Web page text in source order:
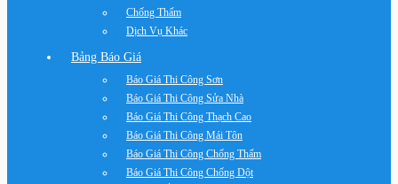
Chống Thấm
Dịch Vụ Khác
Bảng Báo Giá
Báo Giá Thi Công Sơn
Báo Giá Thi Công Sửa Nhà
Báo Giá Thi Công Thạch Cao
Báo Giá Thi Công Mái Tôn
Báo Giá Thi Công Chống Thấm
Báo Giá Thi Công Chống Dột